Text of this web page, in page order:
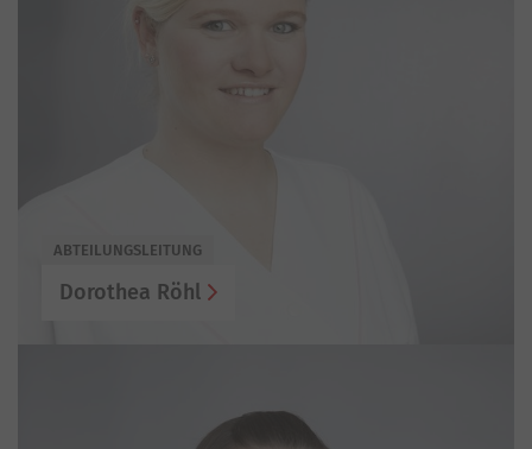
ABTEILUNGSLEITUNG
Dorothea Röhl